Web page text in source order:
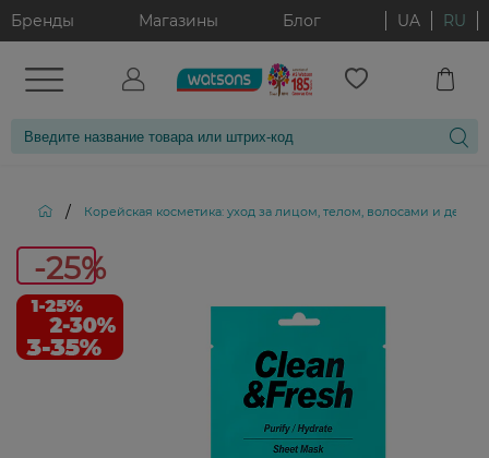
Бренды Магазины Блог UA RU
/ Корейская косметика: уход за лицом, телом, волосами и
-25%